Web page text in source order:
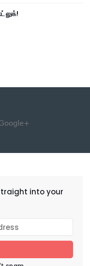
லுக்!
into your